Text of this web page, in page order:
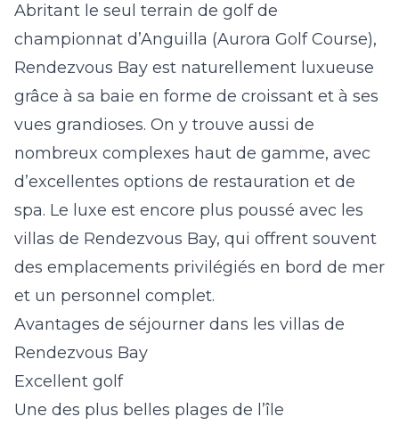
Abritant le seul terrain de golf de
championnat d’Anguilla (Aurora Golf Course),
Rendezvous Bay est naturellement luxueuse
grâce à sa baie en forme de croissant et à ses
vues grandioses. On y trouve aussi de
nombreux complexes haut de gamme, avec
d’excellentes options de restauration et de
spa. Le luxe est encore plus poussé avec les
villas de Rendezvous Bay, qui offrent souvent
des emplacements privilégiés en bord de mer
et un personnel complet.
Avantages de séjourner dans les villas de
Rendezvous Bay
Excellent golf
Une des plus belles plages de l’île